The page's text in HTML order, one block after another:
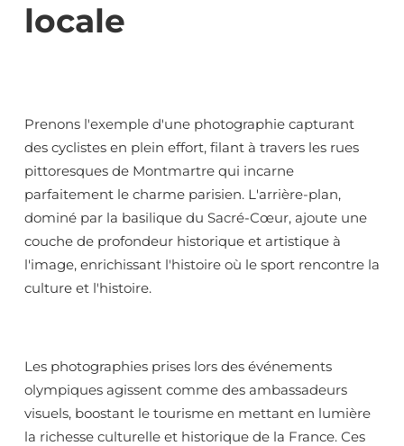
locale
Prenons l'exemple d'une photographie capturant
des cyclistes en plein effort, filant à travers les rues
pittoresques de Montmartre qui incarne
parfaitement le charme parisien. L'arrière-plan,
dominé par la basilique du Sacré-Cœur, ajoute une
couche de profondeur historique et artistique à
l'image, enrichissant l'histoire où le sport rencontre la
culture et l'histoire.
Les photographies prises lors des événements
olympiques agissent comme des ambassadeurs
visuels, boostant le tourisme en mettant en lumière
la richesse culturelle et historique de la France. Ces